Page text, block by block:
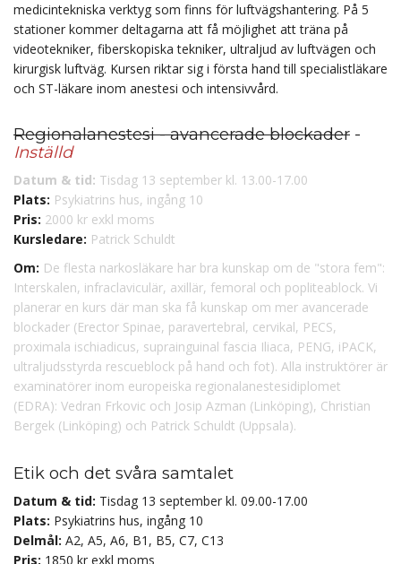
medicintekniska verktyg som finns för luftvägshantering. På 5
stationer kommer deltagarna att få möjlighet att träna på
videotekniker, fiberskopiska tekniker, ultraljud av luftvägen och
kirurgisk luftväg. Kursen riktar sig i första hand till specialistläkare
och ST-läkare inom anestesi och intensivvård.
Regionalanestesi - avancerade blockader -
Inställd
Datum & tid: Tisdag 13 september kl. 13.00-17.00
Plats: Psykiatrins hus, ingång 10
Pris: 2000 kr exkl moms
Kursledare: Patrick Schuldt
Om: De flesta narkosläkare har bra kunskap om de "stora fem":
Interskalen, infraclaviculär, axillär, femoral och popliteablock. Vi
planerar en kurs där man ska få kunskap om mer avancerade
blockader (Erector Spinae, paravertebral, cervikal, PECS,
proximala ischiadicus, suprainguinal fascia Iliaca, PENG, iPACK,
ultraljudsstyrda rescueblock på hand och fot). Alla instruktörer är
examinatörer inom europeiska regionalanestesidiplomet
(EDRA): Vedran Frkovic och Josip Azman (Linköping), Christian
Bergek (Linköping) och Patrick Schuldt (Uppsala).
Etik och det svåra samtalet
Datum & tid: Tisdag 13 september kl. 09.00-17.00
Plats: Psykiatrins hus, ingång 10
Delmål: A2, A5, A6, B1, B5, C7, C13
Pris: 1850 kr exkl moms